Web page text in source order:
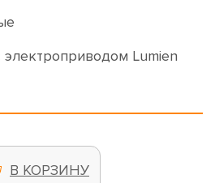
электроприводом Lumien
В КОРЗИНУ